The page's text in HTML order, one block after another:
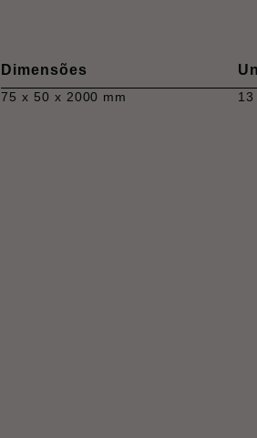
Dimensões
75 x 50 x 2000 mm